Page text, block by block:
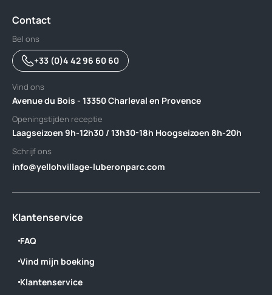
Contact
Bel ons
+33 (0)4 42 96 60 60
Vind ons
Avenue du Bois - 13350 Charleval en Provence
Openingstijden receptie
Laagseizoen 9h-12h30 / 13h30-18h Hoogseizoen 8h-20h
Schrijf ons
info@yellohvillage-luberonparc.com
Klantenservice
FAQ
Vind mijn boeking
Klantenservice